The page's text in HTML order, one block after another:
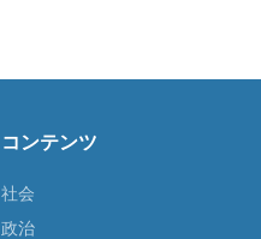
コンテンツ
社会
政治